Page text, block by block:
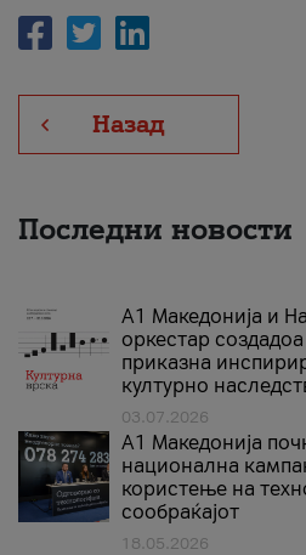
Назад
Последни новости
А1 Македонија и
оркестар
приказна
културно
03.07.2026
A1 Македонија
национална
користење на
сообраќајот
18.05.2026